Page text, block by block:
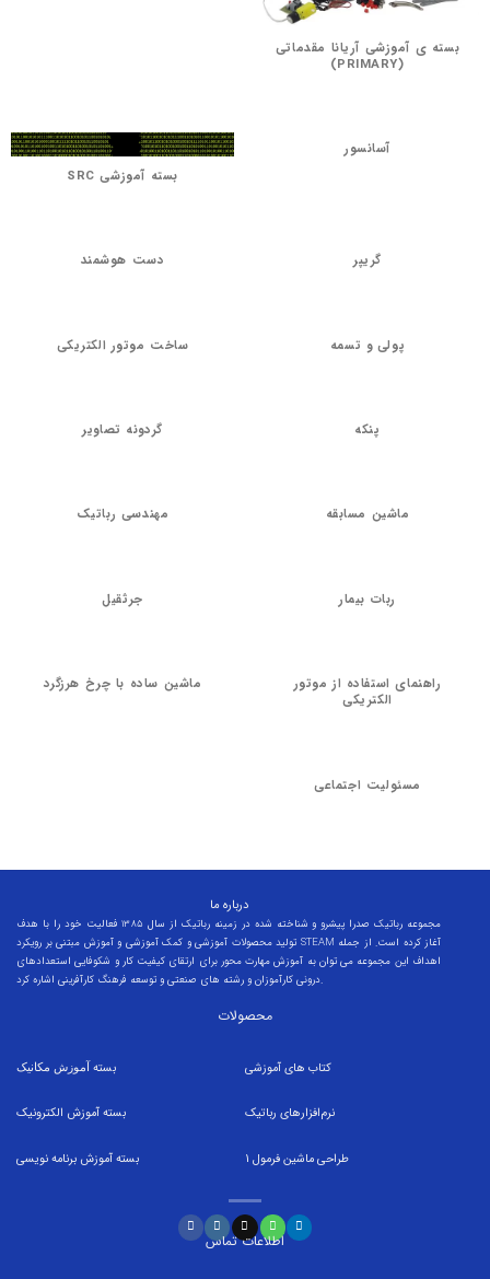
بسته ی آموزشی آریانا مقدماتی
(PRIMARY)
آسانسور
بسته آموزشی SRC
گریپر دست هوشمند
پولی و تسمه ساخت موتور الکتریکی
پنکه گردونه تصاویر
ماشین مسابقه مهندسی رباتیک
ربات بیمار جرثقیل
راهنمای استفاده از موتور
الکتریکی
ماشین ساده با چرخ هرزگرد
مسئولیت اجتماعی
درباره ما
مجموعه رباتیک صدرا پیشرو و شناخته شده در زمینه رباتیک از سال 1385 فعالیت خود را با هدف
تولید محصولات آموزشی و کمک آموزشی و آموزش مبتنی بر رویکرد STEAM آغاز کرده است. از جمله
اهداف این مجموعه می توان به آموزش مهارت محور برای ارتقای کیفیت کار و شکوفایی استعدادهای
درونی کارآموزان و رشته های صنعتی و توسعه فرهنگ کارآفرینی اشاره کرد.
محصولات
بسته آموزش مکانیک
بستهآموزش الکترونیک
بستهآموزش برنامه نویسی
کتاب های آموزشی
نرم‌افزارهای رباتیک
طراحی ماشین فرمول
اطلاعات تماس